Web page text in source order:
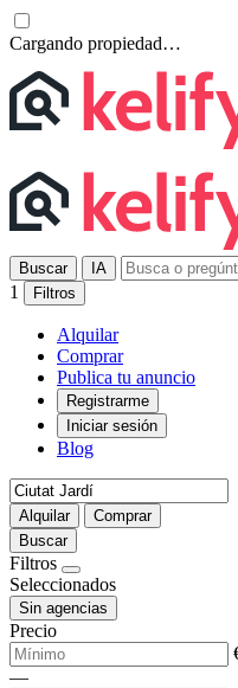
Cargando propiedad…
Buscar IA
1 Filtros
Alquilar
Comprar
Publica tu anuncio
Registrarme
Iniciar sesión
Blog
Alquilar
Comprar
Buscar
Filtros
Seleccionados
Sin agencias
Precio
—